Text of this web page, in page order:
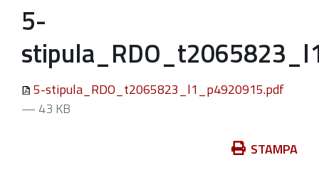
5-
5-stipula_RDO_t2065823_l1_p4920915.pdf
— 43 KB
STAMPA